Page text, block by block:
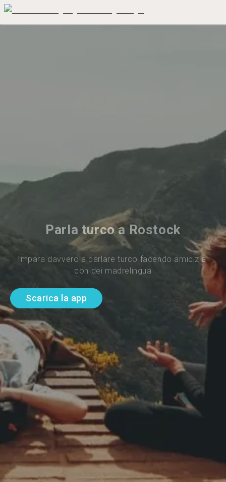
Parla turco a Rostock
Impara davvero a parlare turco facendo amicizia
con dei madrelingua
Scarica la app